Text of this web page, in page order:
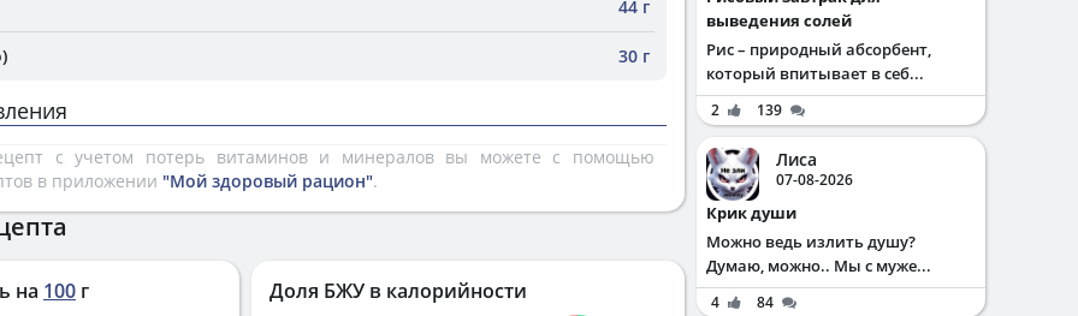
44 г
30 г
с учетом потерь витаминов и минералов вы можете с помощью
в приложении "Мой здоровый рацион".
на 100 г Доля БЖУ в калорийности
выведения солей
Рис – природный абсорбент,
который впитывает в себ...
2 139
Лиса
07-08-2026
Крик души
Можно ведь излить душу?
Думаю, можно.. Мы с муже...
4 84